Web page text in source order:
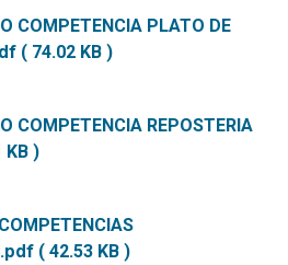
COMPETENCIA PLATO DE
( 74.02 KB )
COMPETENCIA REPOSTERIA
KB )
( 42.53 KB )